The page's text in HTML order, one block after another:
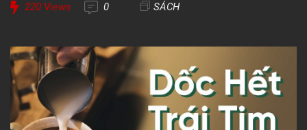
220 Views 0 SÁCH